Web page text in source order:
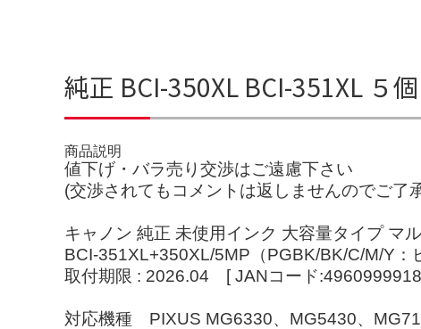
純正 BCI-350XL BCI-351XL
商品説明
値下げ・バラ売り交渉はご遠慮下さい
(交渉されてもコメントは返しませんのでご了
キャノン 純正 未使用インク 大容量タイプ マ
BCI-351XL+350XL/5MP（PGBK/BK/C/M/Y：
取付期限 : 2026.04 [ JANコード
対応機種 PIXUS MG6330、MG5430、